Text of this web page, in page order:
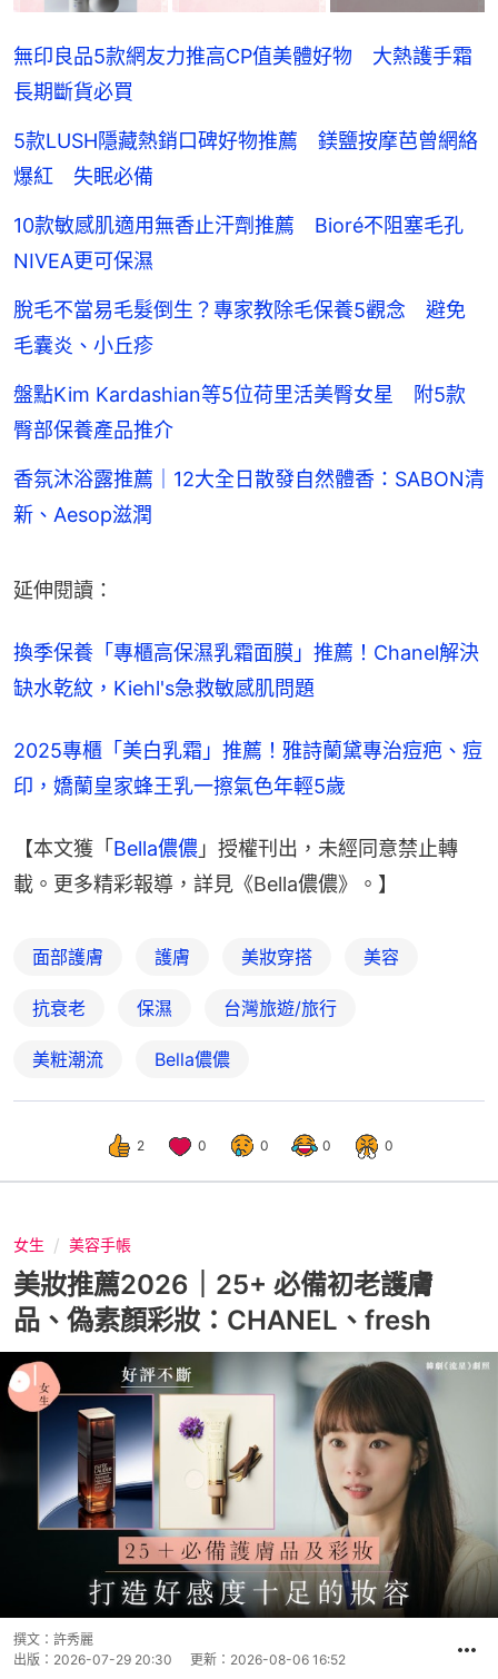
無印良品5款網友力推高CP值美體好物 大熱護手霜
長期斷貨必買
5款LUSH隱藏熱銷口碑好物推薦 鎂鹽按摩芭曾網絡
爆紅 失眠必備
10款敏感肌適用無香止汗劑推薦 Bioré不阻塞毛孔
NIVEA更可保濕
脫毛不當易毛髮倒生？專家教除毛保養5觀念 避免
毛囊炎、小丘疹
盤點Kim Kardashian等5位荷里活美臀女星 附5款
臀部保養產品推介
香氛沐浴露推薦｜12大全日散發自然體香：SABON清
新、Aesop滋潤
延伸閱讀：
換季保養「專櫃高保濕乳霜面膜」推薦！Chanel解決
缺水乾紋，Kiehl's急救敏感肌問題
2025專櫃「美白乳霜」推薦！雅詩蘭黛專治痘疤、痘
印，嬌蘭皇家蜂王乳一擦氣色年輕5歲
【本文獲「 Bella儂儂 」授權刊出，未經同意禁止轉
載。更多精彩報導，詳見《Bella儂儂》。】
面部護膚 護膚 美妝穿搭 美容
抗衰老 保濕 台灣旅遊/旅行
美粧潮流 Bella儂儂
2 0 0 0 0
女生 美容手帳
美妝推薦2026｜25+ 必備初老護膚
品、偽素顏彩妝：CHANEL、fresh
撰文： 許秀麗
出版： 2026-07-29 20:30 更新： 2026-08-06 16:52